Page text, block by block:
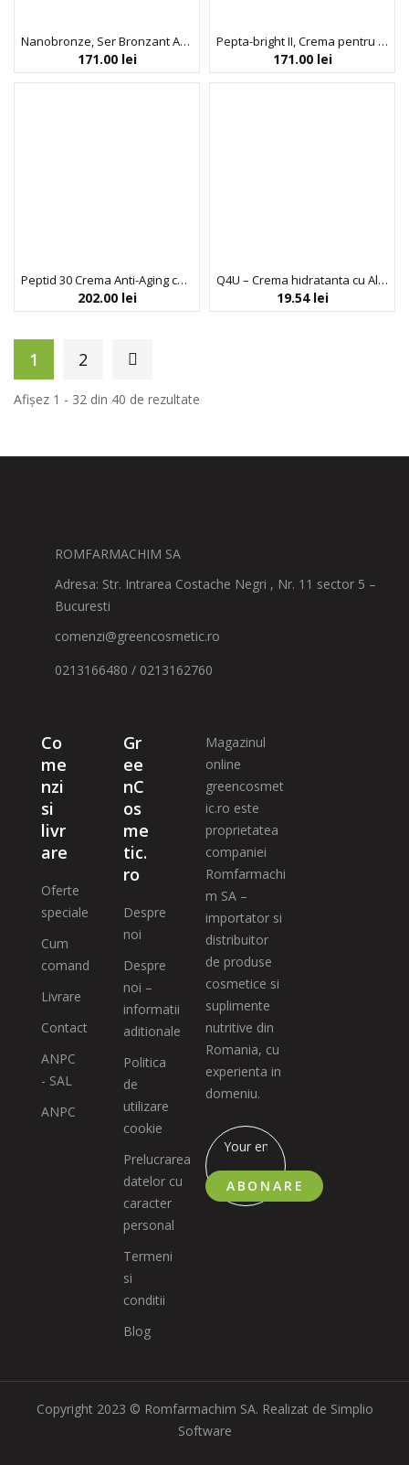
Nanobronze, Ser Bronzant Anti-Poluare cu Protectie Blue Light, Indeed Labs, 30 ml
171.00 lei
Pepta-bright II, Crema pentru Uniformizarea Tonului Pielii, Indeed Labs, 30 ml
171.00 lei
Peptid 30 Crema Anti-Aging cu Extract de Stridii Hidrolizat 5.4 %, Trimay, 50 ml
202.00 lei
Q4U – Crema hidratanta cu Aloe vera
19.54 lei
1 2
Afișez 1 - 32 din 40 de rezultate
ROMFARMACHIM SA
Adresa: Str. Intrarea Costache Negri , Nr. 11 sector 5 –
Bucuresti
comenzi@greencosmetic.ro
0213166480 / 0213162760
Co
me
nzi
si
livr
are
Oferte
speciale
Cum
comand
Livrare
Contact
ANPC
- SAL
ANPC
Gr
ee
nC
os
me
tic.
ro
Despre
noi
Despre
noi –
informatii
aditionale
Politica
de
utilizare
cookie
Prelucrarea
datelor cu
caracter
personal
Termeni
si
conditii
Blog
Magazinul
online
greencosmet
ic.ro este
proprietatea
companiei
Romfarmachi
m SA –
importator si
distribuitor
de produse
cosmetice si
suplimente
nutritive din
Romania, cu
experienta in
domeniu.
ABONARE
Copyright 2023 © Romfarmachim SA. Realizat de Simplio
Software